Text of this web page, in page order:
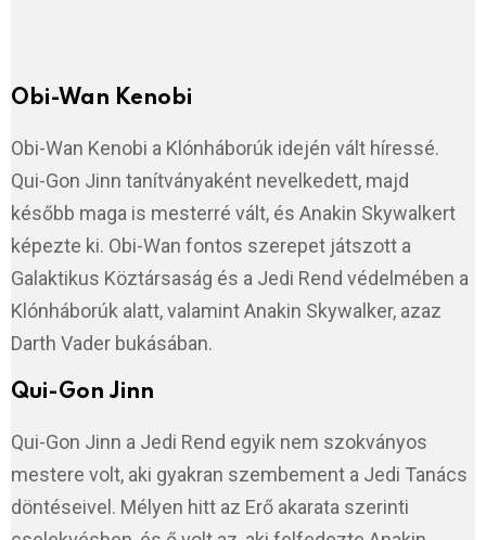
Obi-Wan Kenobi
Obi-Wan Kenobi a Klónháborúk idején vált híressé.
Qui-Gon Jinn tanítványaként nevelkedett, majd
később maga is mesterré vált, és Anakin Skywalkert
képezte ki. Obi-Wan fontos szerepet játszott a
Galaktikus Köztársaság és a Jedi Rend védelmében a
Klónháborúk alatt, valamint Anakin Skywalker, azaz
Darth Vader bukásában.
Qui-Gon Jinn
Qui-Gon Jinn a Jedi Rend egyik nem szokványos
mestere volt, aki gyakran szembement a Jedi Tanács
döntéseivel. Mélyen hitt az Erő akarata szerinti